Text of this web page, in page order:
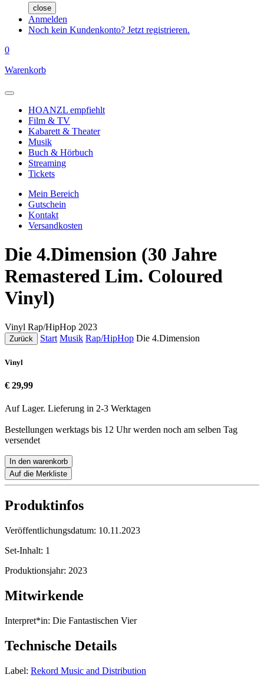
close
Anmelden
Noch kein Kundenkonto? Jetzt registrieren.
0
Warenkorb
HOANZL empfiehlt
Film & TV
Kabarett & Theater
Musik
Buch & Hörbuch
Streaming
Tickets
Mein Bereich
Gutschein
Kontakt
Versandkosten
Die 4.Dimension (30 Jahre
Remastered Lim. Coloured
Vinyl)
Vinyl Rap/HipHop 2023
Zurück Start Musik Rap/HipHop Die 4.Dimension
Vinyl
€ 29,99
Auf Lager. Lieferung in 2-3 Werktagen
Bestellungen werktags bis 12 Uhr werden noch am selben Tag
versendet
In den warenkorb
Auf die Merkliste
Produktinfos
Veröffentlichungsdatum: 10.11.2023
Set-Inhalt: 1
Produktionsjahr: 2023
Mitwirkende
Interpret*in: Die Fantastischen Vier
Technische Details
Label: Rekord Music and Distribution